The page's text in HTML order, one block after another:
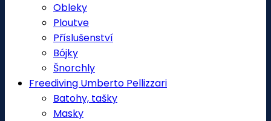
Obleky
Ploutve
Příslušenství
Bójky
Šnorchly
Freediving Umberto Pellizzari
Batohy, tašky
Masky